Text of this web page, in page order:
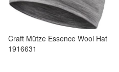
Craft Mütze Essence Wool Hat
1916631